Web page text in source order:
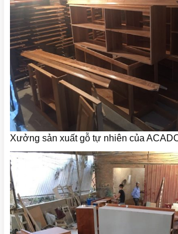
Xưởng sản xuất gỗ tự nhiên của